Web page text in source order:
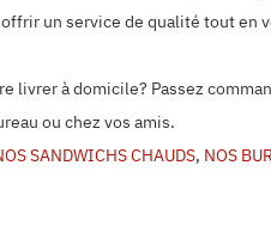
un service de qualité tout en
livrer à domicile? Passez
ou chez vos amis.
SANDWICHS CHAUDS, NOS